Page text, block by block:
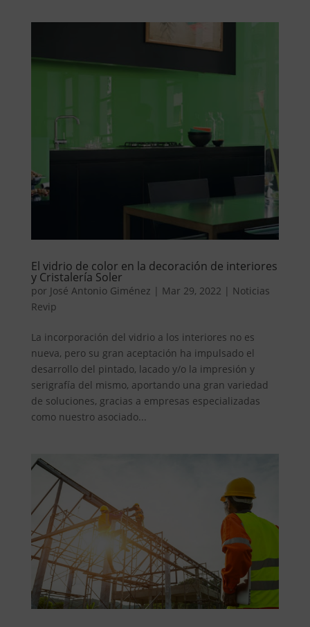
El vidrio de color en la decoración de interiores
y Cristalería Soler
por José Antonio Giménez | Mar 29, 2022 | Noticias
Revip
La incorporación del vidrio a los interiores no es
nueva, pero su gran aceptación ha impulsado el
desarrollo del pintado, lacado y/o la impresión y
serigrafía del mismo, aportando una gran variedad
de soluciones, gracias a empresas especializadas
como nuestro asociado...